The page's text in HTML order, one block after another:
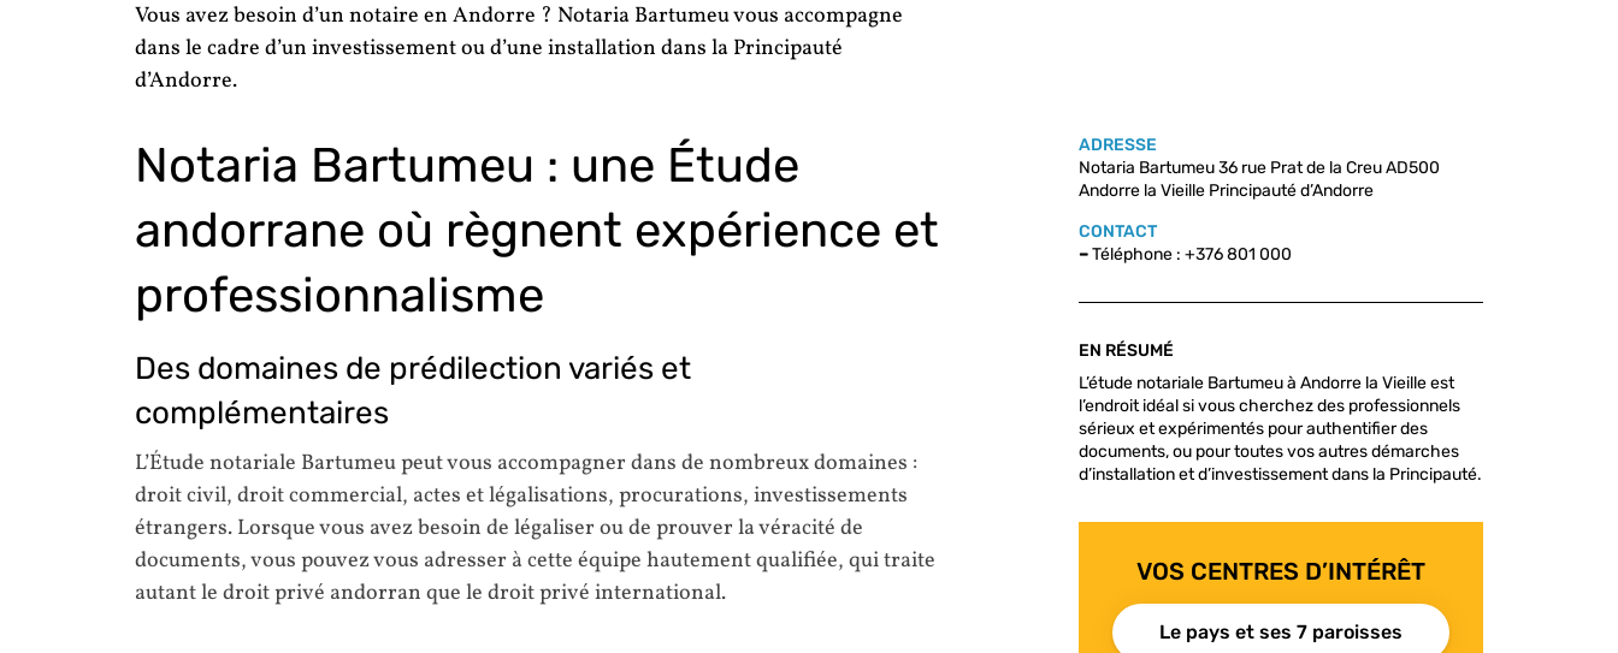
Vous avez besoin d’un notaire en Andorre ? Notaria Bartumeu vous accompagne
dans le cadre d’un investissement ou d’une installation dans la Principauté
d’Andorre.
Notaria Bartumeu : une Étude
andorrane où règnent expérience et
professionnalisme
Des domaines de prédilection variés et
complémentaires
L’Étude notariale Bartumeu peut vous accompagner dans de nombreux domaines :
droit civil, droit commercial, actes et légalisations, procurations, investissements
étrangers. Lorsque vous avez besoin de légaliser ou de prouver la véracité de
documents, vous pouvez vous adresser à cette équipe hautement qualifiée, qui traite
autant le droit privé andorran que le droit privé international.
ADRESSE
Notaria Bartumeu 36 rue Prat de la Creu AD500
Andorre la Vieille Principauté d’Andorre
CONTACT
–Téléphone : +376 801 000
EN RÉSUMÉ
L’étude notariale Bartumeu à Andorre la Vieille est
l’endroit idéal si vous cherchez des professionnels
sérieux et expérimentés pour authentifier des
documents, ou pour toutes vos autres démarches
d’installation et d’investissement dans la Principauté.
VOS CENTRES D’INTÉRÊT
Le pays et ses 7 paroisses